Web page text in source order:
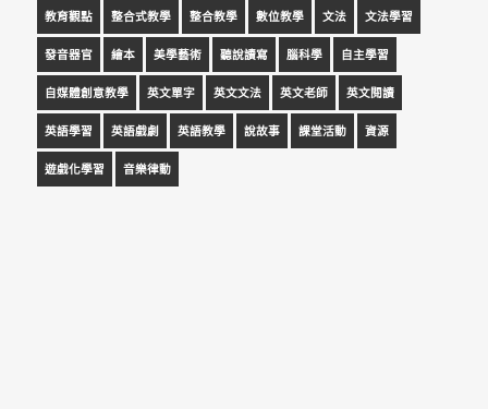
教育觀點 整合式教學 整合教學 數位教學 文法 文法學習
發音器官 繪本 美學藝術 聽說讀寫 腦科學 自主學習
自媒體創意教學 英文單字 英文文法 英文老師 英文閱讀
英語學習 英語戲劇 英語教學 說故事 課堂活動 資源
遊戲化學習 音樂律動